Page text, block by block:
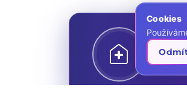
home_health Líbí
Ozvěte se
Cookies